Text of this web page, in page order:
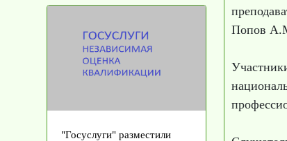
"Госуслуги" разместили
Попов